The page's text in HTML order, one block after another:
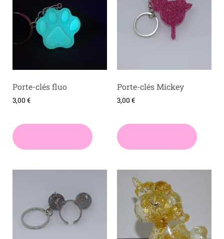
Porte-clés fluo
3,00 €
Porte-clés Mickey
3,00 €